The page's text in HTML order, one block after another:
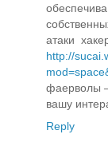
атаки
http://
фаерволы
вашу
Reply